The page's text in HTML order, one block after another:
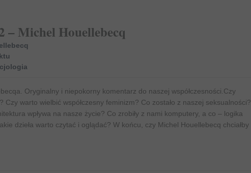
– Michel Houellebecq
Oryginalny i niepokorny komentarz do naszej współczesności.Czy
Czy warto wielbić współczesny feminizm? Co zostało z naszej seksualności?
wpływa na nasze życie? Co zrobiły z nami komputery, a co – logika
dzieła warto czytać i oglądać? W końcu, czy Michel Houellebecq chciałby